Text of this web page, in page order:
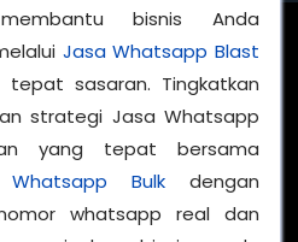
bisnis Anda
Jasa Whatsapp Blast
tepat sasaran. Tingkatkan
strategi Jasa Whatsapp
yang tepat bersama
Bulk dengan
whatsapp real dan